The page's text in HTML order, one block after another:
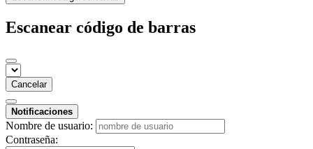
Escanear código de barras
Cancelar
Notificaciones
Nombre de usuario:
Contraseña: